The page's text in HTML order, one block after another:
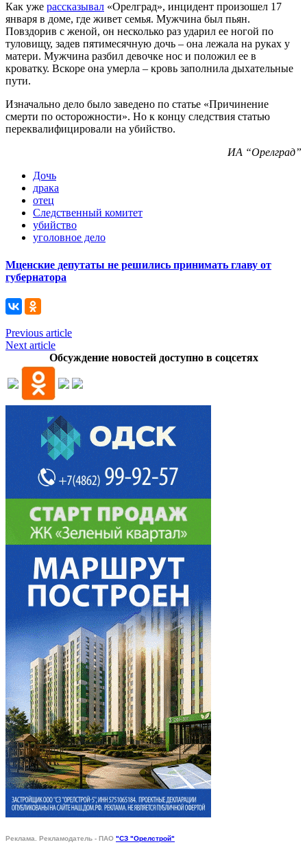
Как уже рассказывал «Орелград», инцидент произошел 17
января в доме, где живет семья. Мужчина был пьян.
Повздорив с женой, он несколько раз ударил ее ногой по
туловищу, задев пятимесячную дочь – она лежала на руках у
матери. Мужчина разбил девочке нос и положил ее в
кроватку. Вскоре она умерла – кровь заполнила дыхательные
пути.
Изначально дело было заведено по статье «Причинение
смерти по осторожности». Но к концу следствия статью
переквалифицировали на убийство.
ИА “Орелград”
Дочь
драка
отец
Следственный комитет
убийство
уголовное дело
Мценские депутаты не решились принимать главу от
губернатора
Previous article
Next article
Обсуждение новостей доступно в соцсетях
Реклама. Рекламодатель - ПАО "СЗ "Орелстрой"